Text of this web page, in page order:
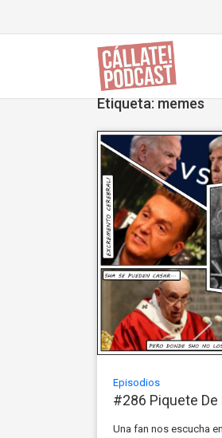
Etiqueta: memes
Episodios
#286 Piquete De
Una fan nos escucha